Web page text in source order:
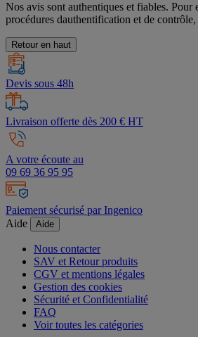
Nos avis sont authentiques et fiables. Pour
procédures dauthentification et de contrôle,
Retour en haut
Devis sous 48h
Livraison offerte dès 200 € HT
A votre écoute au
09 69 36 95 95
Paiement sécurisé par Ingenico
Aide
Aide
Nous contacter
SAV et Retour produits
CGV et mentions légales
Gestion des cookies
Sécurité et Confidentialité
FAQ
Voir toutes les catégories